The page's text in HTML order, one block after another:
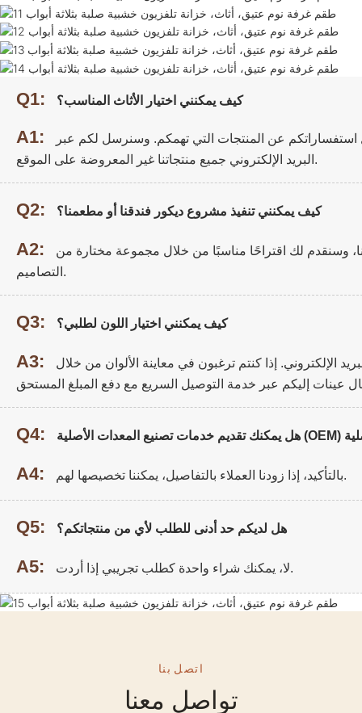
Q1: كيف يمكنني اختيار الأثاث المناسب؟
A1:
استفساراتكم عن المنتجات التي تهمكم. وسنرسل لكم عبر
البريد الإلكتروني جميع منتجاتنا غير المعروضة على الموقع.
Q2: كيف يمكنني تنفيذ مشروع ديكور فندقنا أو مطعمنا؟
A2:
وسنقدم لك اقتراحًا مناسبًا من خلال مجموعة مختارة من
التصاميم.
Q3: كيف يمكنني اختيار اللون لطلبي؟
A3: الإلكتروني. إذا كنتم ترغبون في معاينة الألوان من خلال
Q4:
A4:
بالتأكيد، إذا زودنا العملاء بالتفاصيل، يمكننا تخصيصها لهم.
Q5: هل لديكم حد أدنى للطلب لأي من منتجاتكم؟
A5: لا، يمكنك شراء واحدة كطلب تجريبي إذا أردت.
اتصل بنا
تواصل معنا